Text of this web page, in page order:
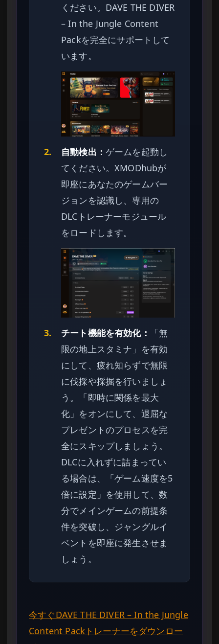
ください。DAVE THE DIVER
– In the Jungle Content
Packを完全にサポートして
います。
2. 自動検出： ゲームを起動し
てください。XMODhubが
即座にあなたのゲームバー
ジョンを認識し、専用の
DLCトレーナーモジュール
をロードします。
3. チート機能を有効化：
「無
限の地上スタミナ」を有効
にして、疲れ知らずで無限
に伐採や採掘を行いましょ
う。「即時に関係を最大
化」をオンにして、退屈な
プレゼントのプロセスを完
全にスキップしましょう。
DLCに入れずに詰まってい
る場合は、「ゲーム速度を5
倍に設定」を使用して、数
分でメインゲームの前提条
件を突破し、ジャングルイ
ベントを即座に発生させま
しょう。
今すぐDAVE THE DIVER – In the Jungle
Content Packトレーナーをダウンロー